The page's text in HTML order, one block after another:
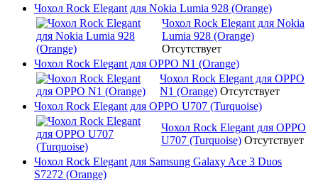
Чохол Rock Elegant для Nokia Lumia 928 (Orange)
Чохол Rock Elegant для Nokia
Lumia 928 (Orange)
Отсутствует
Чохол Rock Elegant для OPPO N1 (Orange)
Чохол Rock Elegant для OPPO
N1 (Orange) Отсутствует
Чохол Rock Elegant для OPPO U707 (Turquoise)
Чохол Rock Elegant для OPPO
U707 (Turquoise) Отсутствует
Чохол Rock Elegant для Samsung Galaxy Ace 3 Duos
S7272 (Orange)